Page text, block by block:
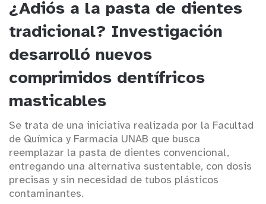
¿Adiós a la pasta de dientes
tradicional? Investigación
desarrolló nuevos
comprimidos dentífricos
masticables
Se trata de una iniciativa realizada por la Facultad
de Química y Farmacia UNAB que busca
reemplazar la pasta de dientes convencional,
entregando una alternativa sustentable, con dosis
precisas y sin necesidad de tubos plásticos
contaminantes.